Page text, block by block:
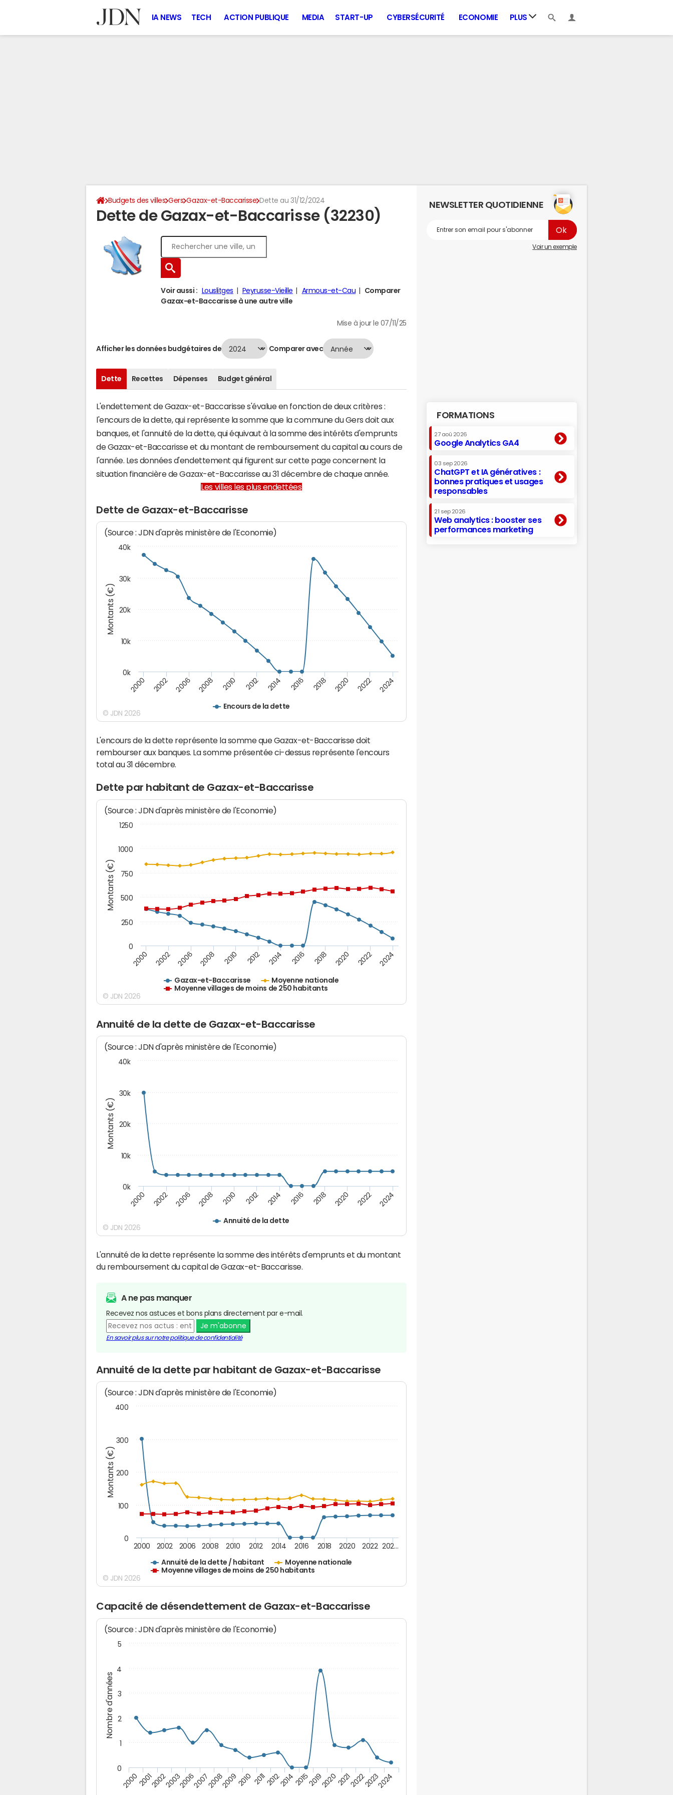
IA NEWS TECH ACTION PUBLIQUE MEDIA START-UP CYBERSÉCURITÉ ECONOMIE PLUS
Budgets des villes Gers Gazax-et-Baccarisse Dette au 31/12/2024
Dette de Gazax-et-Baccarisse (32230)
Voir aussi : Louslitges Peyrusse-Vieille Armous-et-Cau
Comparer
Gazax-et-Baccarisse à une autre ville
Mise à jour le 07/11/25
Afficher les données budgétaires de Comparer avec
Dette Recettes Dépenses Budget général
L'endettement de Gazax-et-Baccarisse s'évalue en fonction de deux critères :
l'encours de la dette, qui représente la somme que la commune du Gers doit aux
banques, et l'annuité de la dette, qui équivaut à la somme des intérêts d'emprunts
de Gazax-et-Baccarisse et du montant de remboursement du capital au cours de
l'année. Les données d'endettement qui figurent sur cette page concernent la
situation financière de Gazax-et-Baccarisse au 31 décembre de chaque année.
Les villes les plus endettées
Dette de Gazax-et-Baccarisse
Montants (€)
(Source : JDN d'après ministère de l'Economie)
Encours de la dette
2000 2002 2006 2008 2010 2012 2014 2016 2018 2020 2022 2024
0k
10k
20k
30k
40k
© JDN 2026
L'encours de la dette représente la somme que Gazax-et-Baccarisse doit
rembourser aux banques. La somme présentée ci-dessus représente l'encours
total au 31 décembre.
Dette par habitant de Gazax-et-Baccarisse
Montants (€)
(Source : JDN d'après ministère de l'Economie)
Gazax-et-Baccarisse
Moyenne nationale
Moyenne villages de moins de 250 habitants
2000 2002 2006 2008 2010 2012 2014 2016 2018 2020 2022 2024
0
250
500
750
1000
1250
© JDN 2026
Annuité de la dette de Gazax-et-Baccarisse
Montants (€)
(Source : JDN d'après ministère de l'Economie)
Annuité de la dette
2000 2002 2006 2008 2010 2012 2014 2016 2018 2020 2022 2024
0k
10k
20k
30k
40k
© JDN 2026
L'annuité de la dette représente la somme des intérêts d'emprunts et du montant
du remboursement du capital de Gazax-et-Baccarisse.
A ne pas manquer
Recevez nos astuces et bons plans directement par e-mail.
Je m'abonne
En savoir plus sur notre politique de confidentialité
Annuité de la dette par habitant de Gazax-et-Baccarisse
Montants (€)
(Source : JDN d'après ministère de l'Economie)
Annuité de la dette / habitant
Moyenne nationale
Moyenne villages de moins de 250 habitants
2000 2002 2006 2008 2010 2012 2014 2016 2018 2020 2022 202…
0
100
200
300
400
© JDN 2026
Capacité de désendettement de Gazax-et-Baccarisse
Nombre d'années
(Source : JDN d'après ministère de l'Economie)
200020012002200320062007200820092010 2011201220142015201920202021202220232024
0
1
2
3
4
5
NEWSLETTER QUOTIDIENNE
Voir un exemple
FORMATIONS
27 aoû 2026
Google Analytics GA4
03 sep 2026
ChatGPT et IA génératives :
bonnes pratiques et usages
responsables
21 sep 2026
Web analytics : booster ses
performances marketing